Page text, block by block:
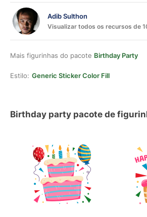
Adib Sulthon
Visualizar todos os recursos de
Mais figurinhas do pacote Birthday Party
Estilo: Generic Sticker Color Fill
Birthday party pacote de